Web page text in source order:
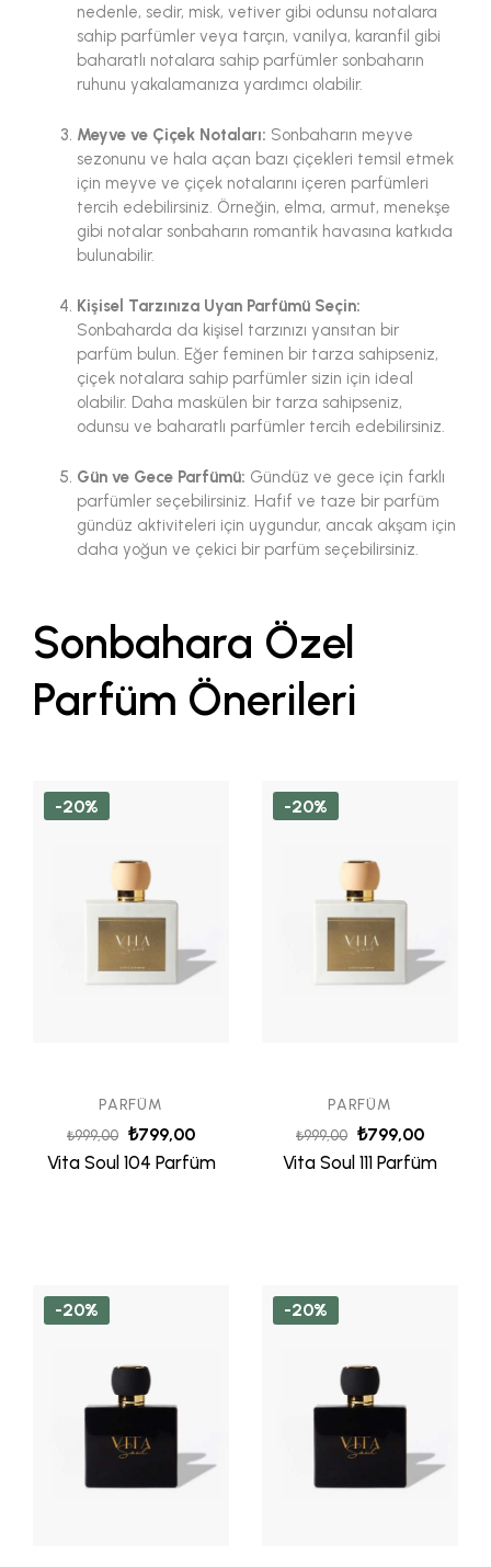
nedenle, sedir, misk, vetiver gibi odunsu notalara
sahip parfümler veya tarçın, vanilya, karanfil gibi
baharatlı notalara sahip parfümler sonbaharın
ruhunu yakalamanıza yardımcı olabilir.
Meyve ve Çiçek Notaları: Sonbaharın meyve
sezonunu ve hala açan bazı çiçekleri temsil etmek
için meyve ve çiçek notalarını içeren parfümleri
tercih edebilirsiniz. Örneğin, elma, armut, menekşe
gibi notalar sonbaharın romantik havasına katkıda
bulunabilir.
Kişisel Tarzınıza Uyan Parfümü Seçin:
Sonbaharda da kişisel tarzınızı yansıtan bir
parfüm bulun. Eğer feminen bir tarza sahipseniz,
çiçek notalara sahip parfümler sizin için ideal
olabilir. Daha maskülen bir tarza sahipseniz,
odunsu ve baharatlı parfümler tercih edebilirsiniz.
Gün ve Gece Parfümü: Gündüz ve gece için farklı
parfümler seçebilirsiniz. Hafif ve taze bir parfüm
gündüz aktiviteleri için uygundur, ancak akşam için
daha yoğun ve çekici bir parfüm seçebilirsiniz.
Sonbahara Özel
Parfüm Önerileri
-20%
PARFÜM
₺999,00 ₺799,00
Vita Soul 104 Parfüm
-20%
PARFÜM
₺999,00 ₺799,00
Vita Soul 111 Parfüm
-20% -20%